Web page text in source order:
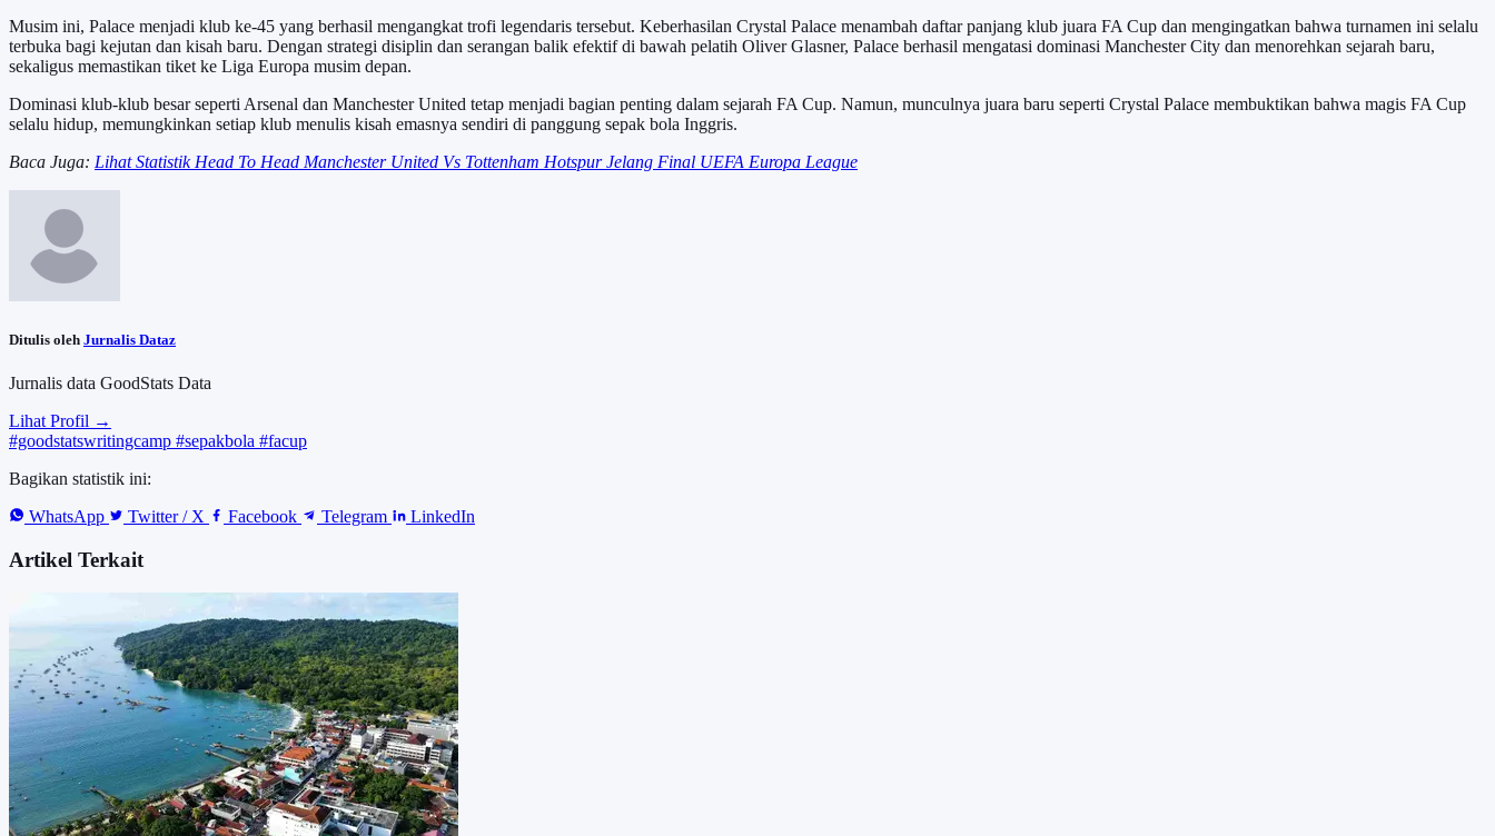
Musim ini, Palace menjadi klub ke-45 yang berhasil mengangkat trofi legendaris tersebut. Keberhasilan Crystal Palace menambah daftar panjang klub juara FA Cup dan mengingatkan bahwa turnamen ini selalu
terbuka bagi kejutan dan kisah baru. Dengan strategi disiplin dan serangan balik efektif di bawah pelatih Oliver Glasner, Palace berhasil mengatasi dominasi Manchester City dan menorehkan sejarah baru,
sekaligus memastikan tiket ke Liga Europa musim depan.
Dominasi klub-klub besar seperti Arsenal dan Manchester United tetap menjadi bagian penting dalam sejarah FA Cup. Namun, munculnya juara baru seperti Crystal Palace membuktikan bahwa magis FA Cup
selalu hidup, memungkinkan setiap klub menulis kisah emasnya sendiri di panggung sepak bola Inggris.
Baca Juga: Lihat Statistik Head To Head Manchester United Vs Tottenham Hotspur Jelang Final UEFA Europa League
Ditulis oleh Jurnalis Dataz
Jurnalis data GoodStats Data
Lihat Profil →
#goodstatswritingcamp #sepakbola #facup
Bagikan statistik ini:
WhatsApp
Twitter / X Facebook Telegram LinkedIn
Artikel Terkait